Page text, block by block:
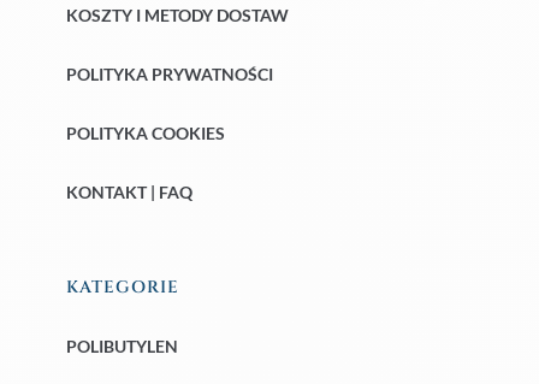
KOSZTY I METODY DOSTAW
POLITYKA PRYWATNOŚCI
POLITYKA COOKIES
KONTAKT | FAQ
KATEGORIE
POLIBUTYLEN